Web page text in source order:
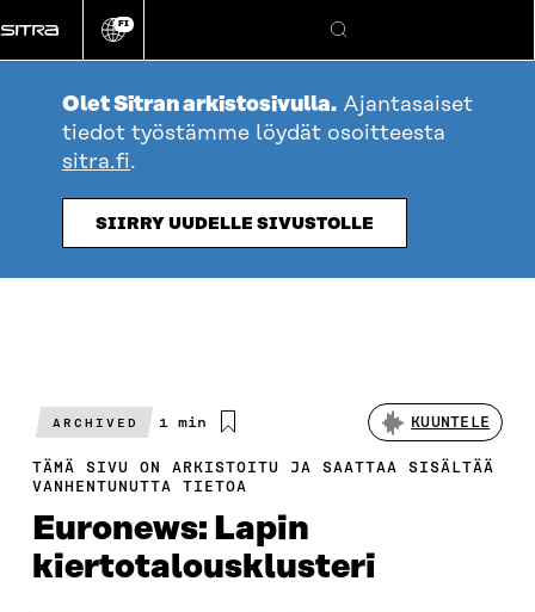
suoraan
sisältöön
Vaihda
kieli
FI
Hae
Olet Sitran arkistosivulla. Ajantasaiset
tiedot työstämme löydät osoitteesta
sitra.fi.
SIIRRY UUDELLE SIVUSTOLLE
ARCHIVED
Arvioitu
1 min KUUNTELE
TÄMÄ SIVU ON ARKISTOITU JA SAATTAA SISÄLTÄÄ
VANHENTUNUTTA TIETOA
Euronews: Lapin
kiertotalousklusteri